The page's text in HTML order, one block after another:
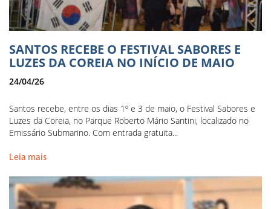
SANTOS RECEBE O FESTIVAL SABORES E
LUZES DA COREIA NO INÍCIO DE MAIO
24/04/26
Santos recebe, entre os dias 1º e 3 de maio, o Festival Sabores e
Luzes da Coreia, no Parque Roberto Mário Santini, localizado no
Emissário Submarino. Com entrada gratuita...
Leia mais